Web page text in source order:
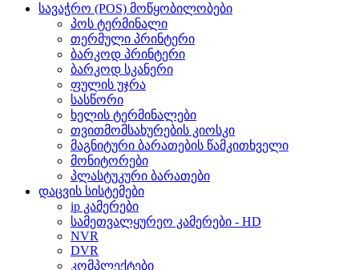
სავაჭრო (POS) მოწყობილობები
პოს ტერმინალი
თერმული პრინტერი
ბარკოდ პრინტერი
ბარკოდ სკანერი
ფულის უჯრა
სასწორი
ხელის ტერმინალები
თვითმომსახურების კიოსკი
მაგნიტური ბარათების წამკითხველი
მონიტორები
პლასტუკური ბარათები
დაცვის სისტემები
ip კამერები
სამეთვალყურეო კამერები - HD
NVR
DVR
კომპლექტები